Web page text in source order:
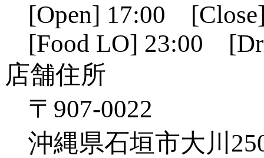
[Open] 17:00
[Food LO] 23:00
店舗住所
〒907-0022
沖縄県石垣市大川